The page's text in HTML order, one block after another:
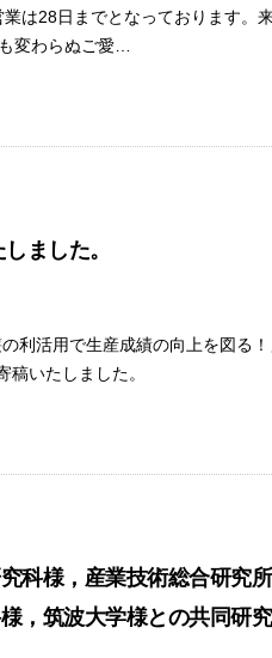
は28日までとなっております。
変わらぬご愛…
ました。
利活用で生産成績の向上を図る
いたしました。
科様，産業技術総合研究
，筑波大学様との共同研